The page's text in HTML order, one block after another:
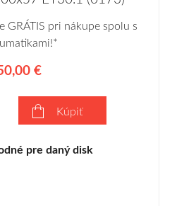
GRÁTIS pri nákupe spolu s
€
Kúpiť
pre daný disk